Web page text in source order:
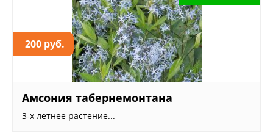
200 руб.
Амсония табернемонтана
3-х летнее растение...